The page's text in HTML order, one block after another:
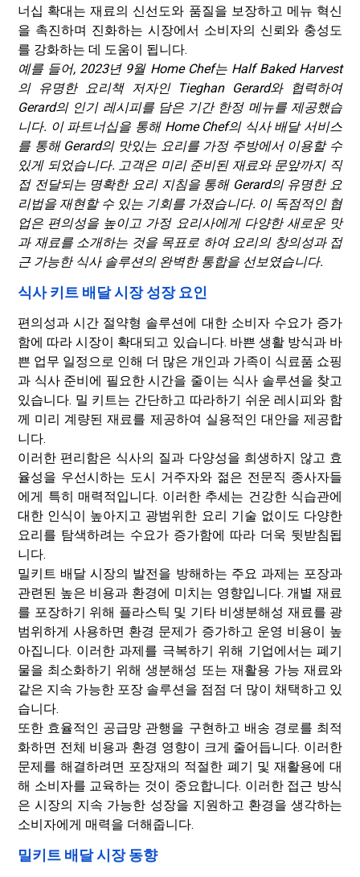
너십 확대는 재료의 신선도와 품질을 보장하고 메뉴 혁신
을 촉진하며 진화하는 시장에서 소비자의 신뢰와 충성도
를 강화하는 데 도움이 됩니다.
예를 들어, 2023년 9월 Home Chef는 Half Baked Harvest
의 유명한 요리책 저자인 Tieghan Gerard와 협력하여
Gerard의 인기 레시피를 담은 기간 한정 메뉴를 제공했습
니다. 이 파트너십을 통해 Home Chef의 식사 배달 서비스
를 통해 Gerard의 맛있는 요리를 가정 주방에서 이용할 수
있게 되었습니다. 고객은 미리 준비된 재료와 문앞까지 직
접 전달되는 명확한 요리 지침을 통해 Gerard의 유명한 요
리법을 재현할 수 있는 기회를 가졌습니다. 이 독점적인 협
업은 편의성을 높이고 가정 요리사에게 다양한 새로운 맛
과 재료를 소개하는 것을 목표로 하여 요리의 창의성과 접
근 가능한 식사 솔루션의 완벽한 통합을 선보였습니다.
식사 키트 배달 시장 성장 요인
편의성과 시간 절약형 솔루션에 대한 소비자 수요가 증가
함에 따라 시장이 확대되고 있습니다. 바쁜 생활 방식과 바
쁜 업무 일정으로 인해 더 많은 개인과 가족이 식료품 쇼핑
과 식사 준비에 필요한 시간을 줄이는 식사 솔루션을 찾고
있습니다. 밀 키트는 간단하고 따라하기 쉬운 레시피와 함
께 미리 계량된 재료를 제공하여 실용적인 대안을 제공합
니다.
이러한 편리함은 식사의 질과 다양성을 희생하지 않고 효
율성을 우선시하는 도시 거주자와 젊은 전문직 종사자들
에게 특히 매력적입니다. 이러한 추세는 건강한 식습관에
대한 인식이 높아지고 광범위한 요리 기술 없이도 다양한
요리를 탐색하려는 수요가 증가함에 따라 더욱 뒷받침됩
니다.
밀키트 배달 시장의 발전을 방해하는 주요 과제는 포장과
관련된 높은 비용과 환경에 미치는 영향입니다. 개별 재료
를 포장하기 위해 플라스틱 및 기타 비생분해성 재료를 광
범위하게 사용하면 환경 문제가 증가하고 운영 비용이 높
아집니다. 이러한 과제를 극복하기 위해 기업에서는 폐기
물을 최소화하기 위해 생분해성 또는 재활용 가능 재료와
같은 지속 가능한 포장 솔루션을 점점 더 많이 채택하고 있
습니다.
또한 효율적인 공급망 관행을 구현하고 배송 경로를 최적
화하면 전체 비용과 환경 영향이 크게 줄어듭니다. 이러한
문제를 해결하려면 포장재의 적절한 폐기 및 재활용에 대
해 소비자를 교육하는 것이 중요합니다. 이러한 접근 방식
은 시장의 지속 가능한 성장을 지원하고 환경을 생각하는
소비자에게 매력을 더해줍니다.
밀키트 배달 시장 동향